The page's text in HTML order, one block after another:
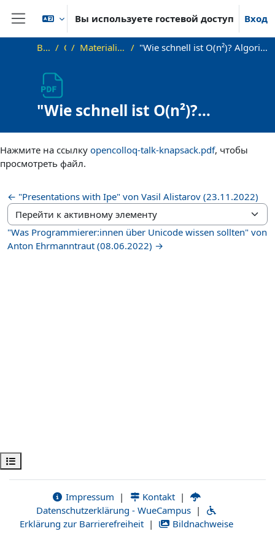
Перейти к основному содержанию
Боковая панель
Вы используете гостевой доступ Вход
Открыть оглавление курса
В начало OKInf Materialien zu bisherigen Vorträgen "Wie schnell ist O(n²)? Algorithmen effizient implementieren" von Tim Hegemann (29.06.2022)
"Wie schnell ist O(n²)?
Algorithmen effizient
implementieren" von Tim
Hegemann (29.06.2022)
Нажмите на ссылку opencolloq-talk-knapsack.pdf, чтобы
просмотреть файл.
← "Presentations with Ipe" von Vasil Alistarov (23.11.2022)
Перейти к активному элементу
"Was Programmierer:innen über Unicode wissen sollten" von
Anton Ehrmanntraut (08.06.2022) →
Impressum | Kontakt |
Datenschutzerklärung - WueCampus |
Erklärung zur Barrierefreiheit | Bildnachweise